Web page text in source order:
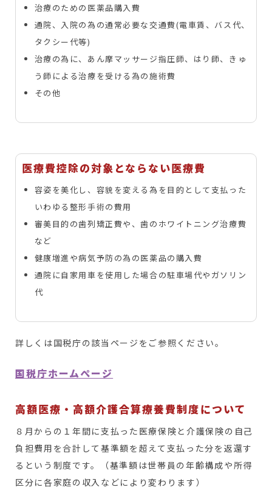
治療のための医薬品購入費
通院、入院の為の通常必要な交通費(電車賃、バス代、
タクシー代等)
治療の為に、あん摩マッサージ指圧師、はり師、きゅ
う師による治療を受ける為の施術費
その他
医療費控除の対象とならない医療費
容姿を美化し、容貌を変える為を目的として支払った
いわゆる整形手術の費用
審美目的の歯列矯正費や、歯のホワイトニング治療費
など
健康増進や病気予防の為の医薬品の購入費
通院に自家用車を使用した場合の駐車場代やガソリン
代
詳しくは国税庁の該当ページをご参照ください。
国税庁ホームぺージ
高額医療・高額介護合算療養費制度について
８月からの１年間に支払った医療保険と介護保険の自己
負担費用を合計して基準額を超えて支払った分を返還す
るという制度です。（基準額は世帯員の年齢構成や所得
区分に各家庭の収入などにより変わります）